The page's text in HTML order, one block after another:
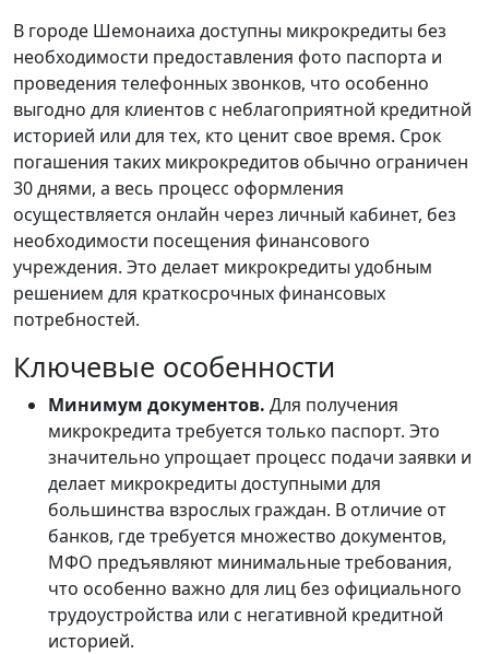
В городе Шемонаиха доступны микрокредиты без
необходимости предоставления фото паспорта и
проведения телефонных звонков, что особенно
выгодно для клиентов с неблагоприятной кредитной
историей или для тех, кто ценит свое время. Срок
погашения таких микрокредитов обычно ограничен
30 днями, а весь процесс оформления
осуществляется онлайн через личный кабинет, без
необходимости посещения финансового
учреждения. Это делает микрокредиты удобным
решением для краткосрочных финансовых
потребностей.
Ключевые особенности
Минимум документов. Для получения
микрокредита требуется только паспорт. Это
значительно упрощает процесс подачи заявки и
делает микрокредиты доступными для
большинства взрослых граждан. В отличие от
банков, где требуется множество документов,
МФО предъявляют минимальные требования,
что особенно важно для лиц без официального
трудоустройства или с негативной кредитной
историей.